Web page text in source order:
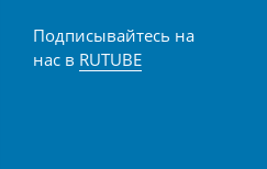
Подписывайтесь на
нас в RUTUBE